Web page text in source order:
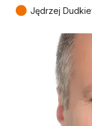
● Jędrzej